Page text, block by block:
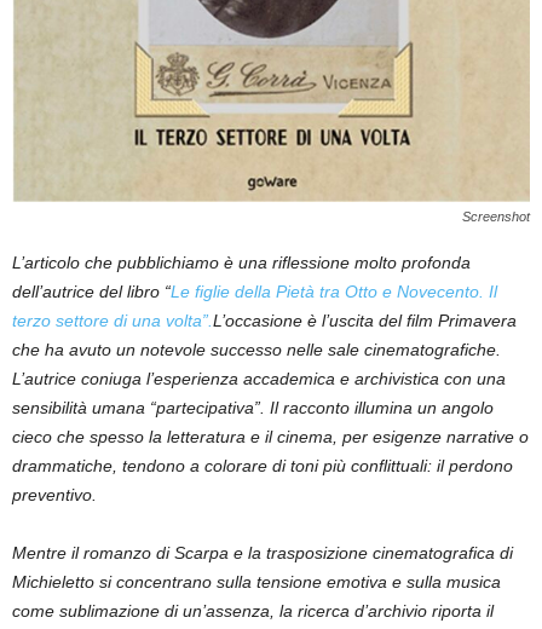
Screenshot
L’articolo che pubblichiamo è una riflessione molto profonda
dell’autrice del libro “Le figlie della Pietà tra Otto e Novecento. Il
terzo settore di una volta”.L’occasione è l’uscita del film Primavera
che ha avuto un notevole successo nelle sale cinematografiche.
L’autrice coniuga l’esperienza accademica e archivistica con una
sensibilità umana “partecipativa”. Il racconto illumina un angolo
cieco che spesso la letteratura e il cinema, per esigenze narrative o
drammatiche, tendono a colorare di toni più conflittuali: il perdono
preventivo.
Mentre il romanzo di Scarpa e la trasposizione cinematografica di
Michieletto si concentrano sulla tensione emotiva e sulla musica
come sublimazione di un’assenza, la ricerca d’archivio riporta il